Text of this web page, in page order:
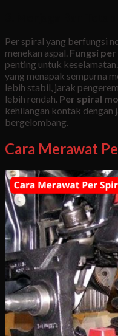
Per spiral yang berfungsi
menekan aspal. Fungsi
penting untuk
yang menapak sempurna
lebih stabil, jarak
lebih rendah. Per spiral
kehilangan kontak dengan
bergelombang.
Cara Merawat